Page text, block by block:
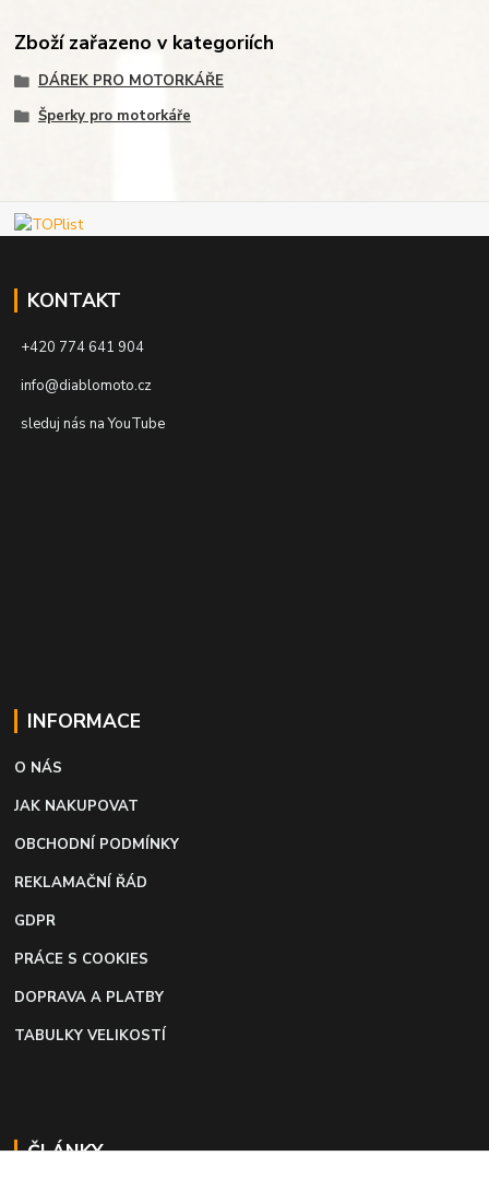
Zboží zařazeno v kategoriích
DÁREK PRO MOTORKÁŘE
Šperky pro motorkáře
KONTAKT
+420 774 641 904
info@diablomoto.cz
sleduj nás na YouTube
INFORMACE
O NÁS
JAK NAKUPOVAT
OBCHODNÍ PODMÍNKY
REKLAMAČNÍ ŘÁD
GDPR
PRÁCE S COOKIES
DOPRAVA A PLATBY
TABULKY VELIKOSTÍ
ČLÁNKY